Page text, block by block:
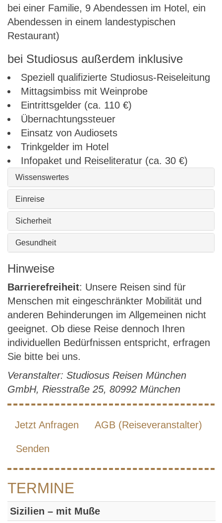
bei einer Familie, 9 Abendessen im Hotel, ein
Abendessen in einem landestypischen
Restaurant)
bei Studiosus außerdem inklusive
Speziell qualifizierte Studiosus-Reiseleitung
Mittagsimbiss mit Weinprobe
Eintrittsgelder (ca. 110 €)
Übernachtungssteuer
Einsatz von Audiosets
Trinkgelder im Hotel
Infopaket und Reiseliteratur (ca. 30 €)
Wissenswertes
Einreise
Sicherheit
Gesundheit
Hinweise
Barrierefreiheit: Unsere Reisen sind für
Menschen mit eingeschränkter Mobilität und
anderen Behinderungen im Allgemeinen nicht
geeignet. Ob diese Reise dennoch Ihren
individuellen Bedürfnissen entspricht, erfragen
Sie bitte bei uns.
Veranstalter: Studiosus Reisen München
GmbH, Riesstraße 25, 80992 München
Jetzt Anfragen AGB (Reiseveranstalter)
Senden
TERMINE
Sizilien – mit Muße